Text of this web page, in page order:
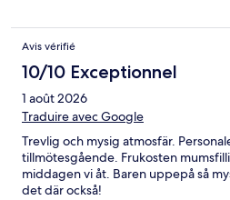
Avis vérifié
10/10 Exceptionnel
1 août 2026
Traduire avec Google
Trevlig och mysig atmosfär.
tillmötesgående. Frukosten
middagen vi åt. Baren uppepå så
det där också!